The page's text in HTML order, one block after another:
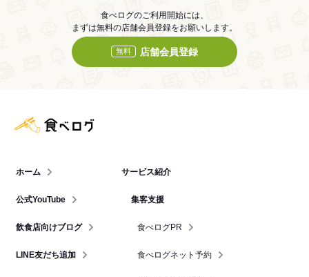
食べログのご利用開始には、
まずは無料の店舗会員登録をお願いします。
無料 店舗会員登録
ホーム
公式YouTube
飲食店向けブログ
LINE友だち追加
サービス紹介
集客支援
食べログPR
食べログネット予約